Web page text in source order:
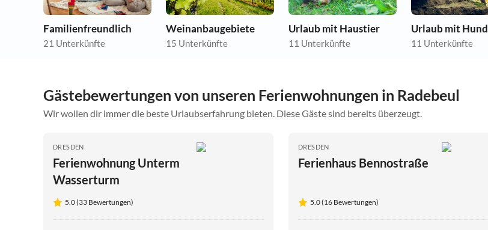
Familienfreundlich
21 Unterkünfte
Weinanbaugebiete
15 Unterkünfte
Urlaub mit Haustier
11 Unterkünfte
Urlaub mit Hund
11 Unterkünfte
Gästebewertungen von unseren Ferienwohnungen in Radebeul
Wir wollen dir immer die beste Urlaubserfahrung bieten. Diese Gäste sind bereits überzeugt.
DRESDEN
Ferienwohnung Unterm
Wasserturm
5.0 (33 Bewertungen)
DRESDEN
Ferienhaus Bennostraße
5.0 (16 Bewertungen)